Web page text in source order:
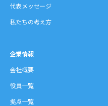
代表メッセージ
私たちの考え方
企業情報
会社概要
役員一覧
拠点一覧